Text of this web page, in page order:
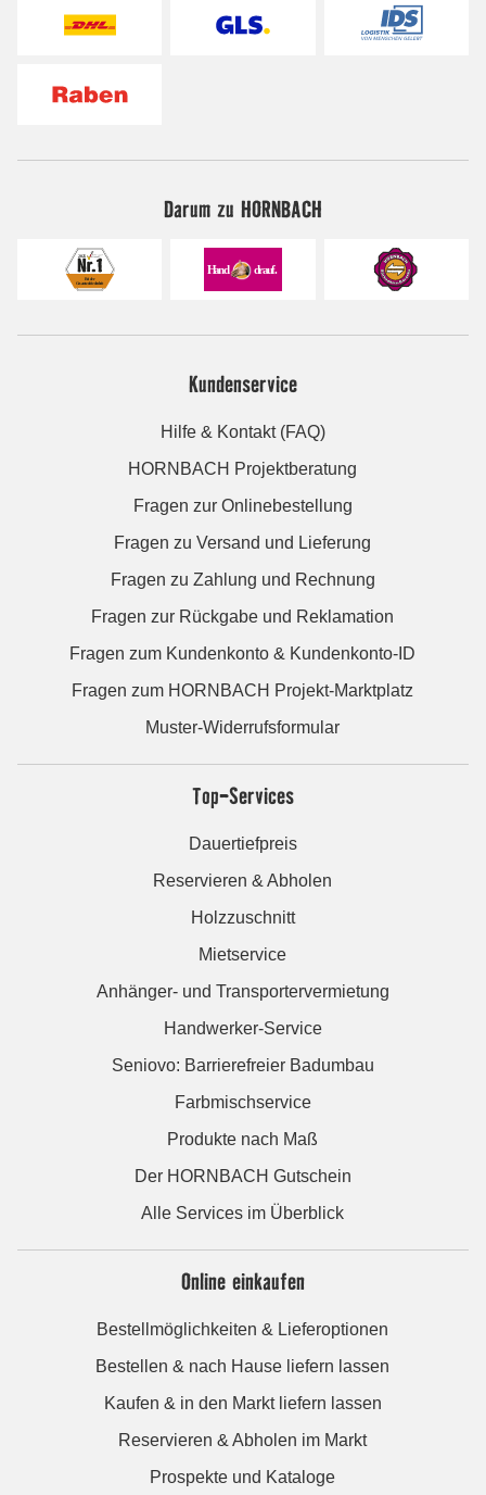
Darum zu HORNBACH
Kundenservice
Hilfe & Kontakt (FAQ)
HORNBACH Projektberatung
Fragen zur Onlinebestellung
Fragen zu Versand und Lieferung
Fragen zu Zahlung und Rechnung
Fragen zur Rückgabe und Reklamation
Fragen zum Kundenkonto & Kundenkonto-ID
Fragen zum HORNBACH Projekt-Marktplatz
Muster-Widerrufsformular
Top-Services
Dauertiefpreis
Reservieren & Abholen
Holzzuschnitt
Mietservice
Anhänger- und Transportervermietung
Handwerker-Service
Seniovo: Barrierefreier Badumbau
Farbmischservice
Produkte nach Maß
Der HORNBACH Gutschein
Alle Services im Überblick
Online einkaufen
Bestellmöglichkeiten & Lieferoptionen
Bestellen & nach Hause liefern lassen
Kaufen & in den Markt liefern lassen
Reservieren & Abholen im Markt
Prospekte und Kataloge